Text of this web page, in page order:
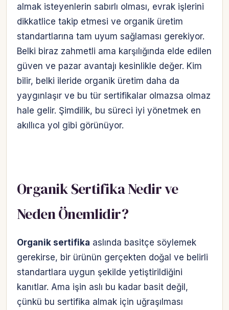
almak isteyenlerin sabırlı olması, evrak işlerini
dikkatlice takip etmesi ve organik üretim
standartlarına tam uyum sağlaması gerekiyor.
Belki biraz zahmetli ama karşılığında elde edilen
güven ve pazar avantajı kesinlikle değer. Kim
bilir, belki ileride organik üretim daha da
yaygınlaşır ve bu tür sertifikalar olmazsa olmaz
hale gelir. Şimdilik, bu süreci iyi yönetmek en
akıllıca yol gibi görünüyor.
Organik Sertifika Nedir ve
Neden Önemlidir?
Organik sertifika aslında basitçe söylemek
gerekirse, bir ürünün gerçekten doğal ve belirli
standartlara uygun şekilde yetiştirildiğini
kanıtlar. Ama işin aslı bu kadar basit değil,
çünkü bu sertifika almak için uğraşılması